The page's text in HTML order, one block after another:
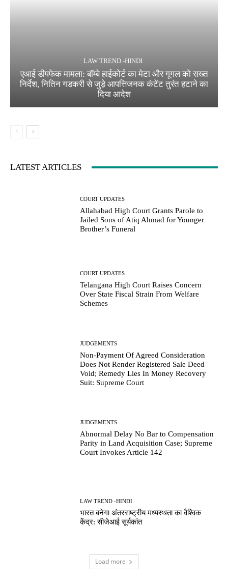
LAW TREND -HINDI
एआई डीपफेक मामला: बॉम्बे हाईकोर्ट का मेटा और गूगल को सख्त
निर्देश, नितिन गडकरी से जुड़े आपत्तिजनक कंटेंट तुरंत हटाने का
दिया आदेश
LATEST ARTICLES
COURT UPDATES
Allahabad High Court Grants Parole to
Jailed Sons of Atiq Ahmad for Younger
Brother’s Funeral
COURT UPDATES
Telangana High Court Raises Concern
Over State Fiscal Strain From Welfare
Schemes
JUDGEMENTS
Non-Payment Of Agreed Consideration
Does Not Render Registered Sale Deed
Void; Remedy Lies In Money Recovery
Suit: Supreme Court
JUDGEMENTS
Abnormal Delay No Bar to Compensation
Parity in Land Acquisition Case; Supreme
Court Invokes Article 142
LAW TREND -HINDI
भारत बनेगा अंतरराष्ट्रीय मध्यस्थता का वैश्विक
केंद्र: सीजेआई सूर्यकांत
Load more